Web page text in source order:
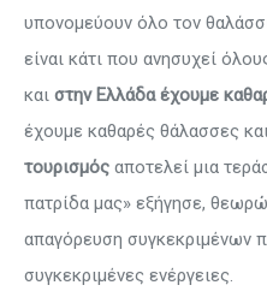
υπονομεύουν όλο τον
είναι κάτι που ανησυχεί
και στην Ελλάδα έχουμε
έχουμε καθαρές θάλασσες
τουρισμός αποτελεί μια
πατρίδα μας» εξήγησε,
απαγόρευση συγκεκριμένων
συγκεκριμένες ενέργειες.